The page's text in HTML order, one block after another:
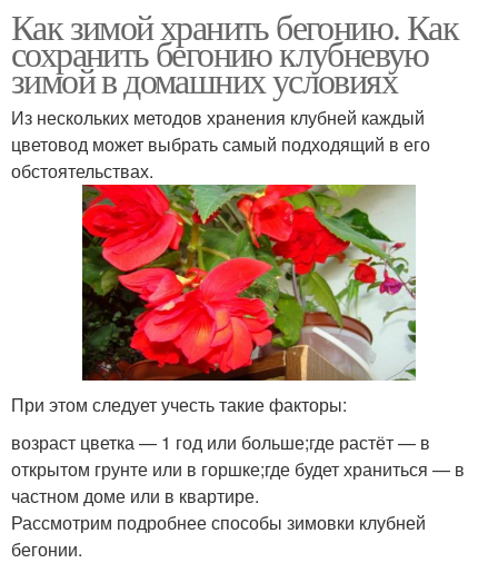
Как зимой хранить бегонию. Как
сохранить бегонию клубневую
зимой в домашних условиях
Из нескольких методов хранения клубней каждый
цветовод может выбрать самый подходящий в его
обстоятельствах.
При этом следует учесть такие факторы:
возраст цветка — 1 год или больше;где растёт — в
открытом грунте или в горшке;где будет храниться — в
частном доме или в квартире.
Рассмотрим подробнее способы зимовки клубней
бегонии.